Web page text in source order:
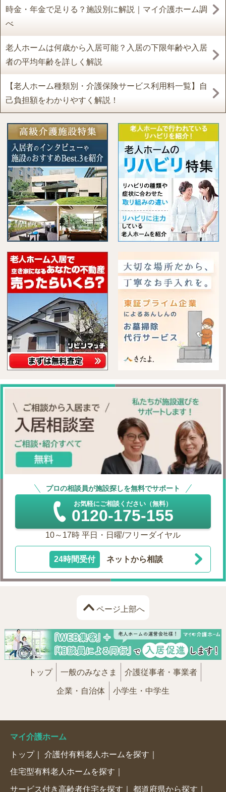
時金・年金で足りる？施設別に解説｜マイ介護ホーム調
べ
老人ホームは何歳から入居可能？入居の下限年齢や入居
者の平均年齢を詳しく解説
【老人ホーム種類別・介護保険サービス利用料一覧】自
己負担額をわかりやすく解説！
プロの相談員が施設探しを無料でサポート
お気軽にご相談ください（無料）
0120-175-155
10～17時 平日・日曜/フリーダイヤル
24時間受付 ネットから相談
ページ上部へ
トップ 一般のみなさま 介護従事者・事業者
企業・自治体 小学生・中学生
マイ介護ホーム
トップ 介護付有料老人ホームを探す
住宅型有料老人ホームを探す
サービス付き高齢者住宅を探す 都道府県から探す